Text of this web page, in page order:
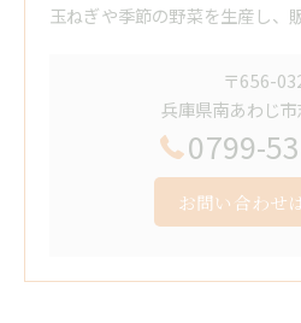
玉ねぎや季節の野菜を生産し、
〒656-
兵庫県南あわじ
0799-
お問い合わせ